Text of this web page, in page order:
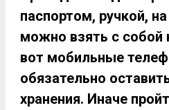
паспортом, ручкой,
можно взять с собой
вот мобильные
обязательно
хранения. Иначе